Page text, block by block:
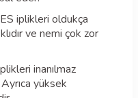
iplikleri oldukça
ve nemi çok zor
inanılmaz
Ayrıca yüksek